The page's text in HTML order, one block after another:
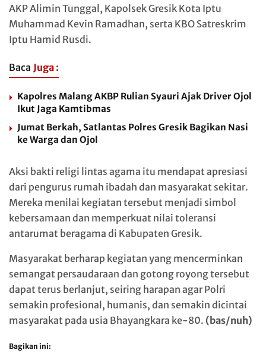
AKP Alimin Tunggal, Kapolsek Gresik Kota Iptu
Muhammad Kevin Ramadhan, serta KBO Satreskrim
Iptu Hamid Rusdi.
Baca Juga :
Kapolres Malang AKBP Rulian Syauri Ajak Driver Ojol
Ikut Jaga Kamtibmas
Jumat Berkah, Satlantas Polres Gresik Bagikan Nasi
ke Warga dan Ojol
Aksi bakti religi lintas agama itu mendapat apresiasi
dari pengurus rumah ibadah dan masyarakat sekitar.
Mereka menilai kegiatan tersebut menjadi simbol
kebersamaan dan memperkuat nilai toleransi
antarumat beragama di Kabupaten Gresik.
Masyarakat berharap kegiatan yang mencerminkan
semangat persaudaraan dan gotong royong tersebut
dapat terus berlanjut, seiring harapan agar Polri
semakin profesional, humanis, dan semakin dicintai
masyarakat pada usia Bhayangkara ke-80. (bas/nuh)
Bagikan ini: